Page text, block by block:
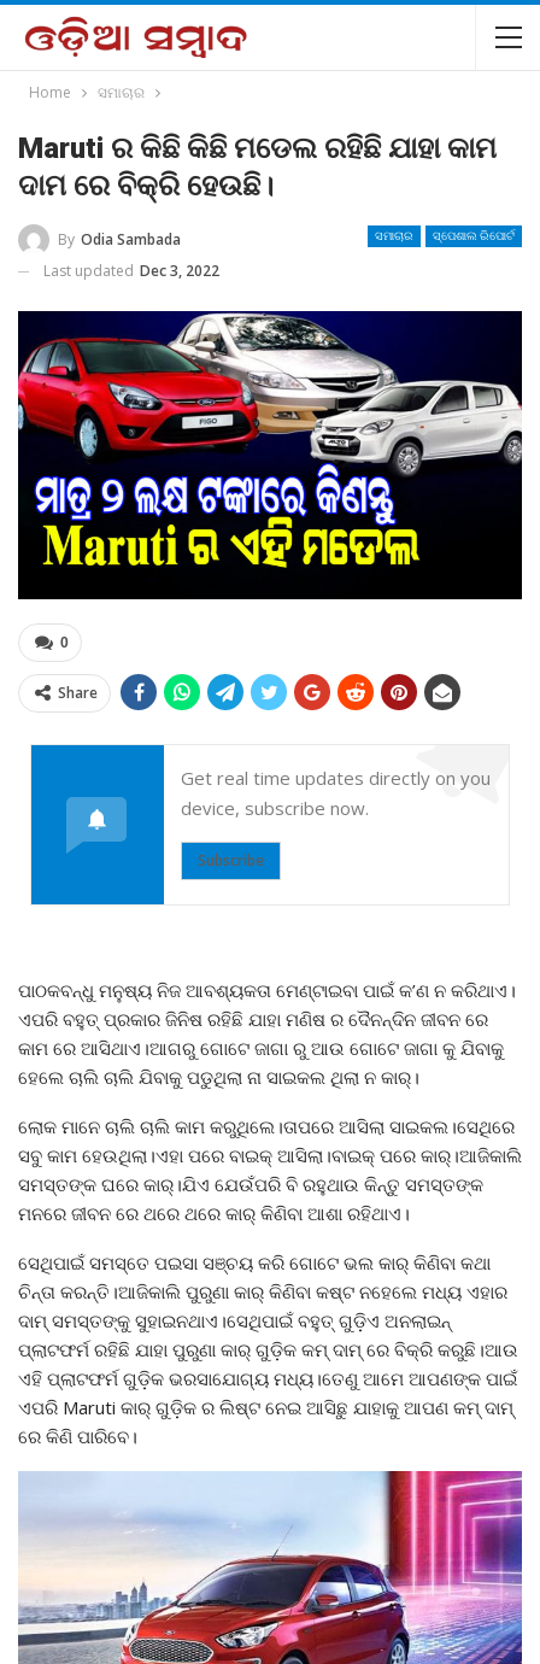
Home ସମାଚାର
Maruti ର କିଛି କିଛି ମଡେଲ ରହିଛି ଯାହା କାମ
ଦାମ ରେ ବିକ୍ରି ହେଉଛି।
ସମାଚାର ସ୍ପେଶାଲ ରିପୋର୍ଟ
By Odia Sambada
Last updated Dec 3, 2022
0
Share
Get real time updates directly on you
device, subscribe now.
Subscribe
ପାଠକବନ୍ଧୁ ମନୁଷ୍ୟ ନିଜ ଆବଶ୍ୟକତା ମେଣ୍ଟାଇବା ପାଇଁ କ’ଣ ନ କରିଥାଏ।
ଏପରି ବହୁତ୍ ପ୍ରକାର ଜିନିଷ ରହିଛି ଯାହା ମଣିଷ ର ଦୈନନ୍ଦିନ ଜୀବନ ରେ
କାମ ରେ ଆସିଥାଏ।ଆଗରୁ ଗୋଟେ ଜାଗା ରୁ ଆଉ ଗୋଟେ ଜାଗା କୁ ଯିବାକୁ
ହେଲେ ଚାଲି ଚାଲି ଯିବାକୁ ପଡୁଥିଲା ନା ସାଇକଲ ଥିଲା ନ କାର୍।
ଲୋକ ମାନେ ଚାଲି ଚାଲି କାମ କରୁଥିଲେ।ତାପରେ ଆସିଲା ସାଇକଲ।ସେଥିରେ
ସବୁ କାମ ହେଉଥିଲା।ଏହା ପରେ ବାଇକ୍ ଆସିଲା।ବାଇକ୍ ପରେ କାର୍।ଆଜିକାଲି
ସମସ୍ତଙ୍କ ଘରେ କାର୍।ଯିଏ ଯେଉଁପରି ବି ରହୁଥାଉ କିନ୍ତୁ ସମସ୍ତଙ୍କ
ମନରେ ଜୀବନ ରେ ଥରେ ଥରେ କାର୍ କିଣିବା ଆଶା ରହିଥାଏ।
ସେଥିପାଇଁ ସମସ୍ତେ ପଇସା ସଞ୍ଚୟ କରି ଗୋଟେ ଭଲ କାର୍ କିଣିବା କଥା
ଚିନ୍ତା କରନ୍ତି।ଆଜିକାଲି ପୁରୁଣା କାର୍ କିଣିବା କଷ୍ଟ ନହେଲେ ମଧ୍ୟ ଏହାର
ଦାମ୍ ସମସ୍ତଙ୍କୁ ସୁହାଇନଥାଏ।ସେଥିପାଇଁ ବହୁତ୍ ଗୁଡ଼ିଏ ଅନଲାଇନ୍
ପ୍ଲାଟଫର୍ମ ରହିଛି ଯାହା ପୁରୁଣା କାର୍ ଗୁଡ଼ିକ କମ୍ ଦାମ୍ ରେ ବିକ୍ରି କରୁଛି।ଆଉ
ଏହି ପ୍ଲାଟଫର୍ମ ଗୁଡ଼ିକ ଭରସାଯୋଗ୍ୟ ମଧ୍ୟ।ତେଣୁ ଆମେ ଆପଣଙ୍କ ପାଇଁ
ଏପରି Maruti କାର୍ ଗୁଡ଼ିକ ର ଲିଷ୍ଟ ନେଇ ଆସିଛୁ ଯାହାକୁ ଆପଣ କମ୍ ଦାମ୍
ରେ କିଣି ପାରିବେ।